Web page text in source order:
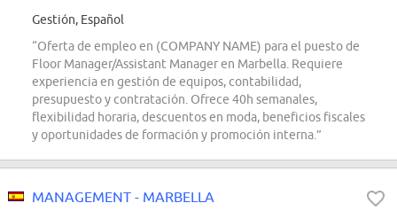
Gestión, Español
“Oferta de empleo en (COMPANY NAME) para el puesto de
Floor Manager/Assistant Manager en Marbella. Requiere
experiencia en gestión de equipos, contabilidad,
presupuesto y contratación. Ofrece 40h semanales,
flexibilidad horaria, descuentos en moda, beneficios fiscales
y oportunidades de formación y promoción interna.”
MANAGEMENT - MARBELLA